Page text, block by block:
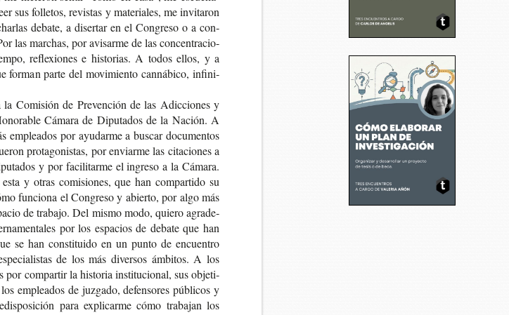
sus folle­tos, revis­tas y mate­ria­les, me invi­ta­ron
deba­te, a diser­tar en el Con­gre­so o a con­
las mar­chas, por avi­sar­me de las con­cen­tra­cio­
refle­xio­nes e his­to­rias. A todos ellos, y a
for­man parte del movi­mien­to can­ná­bi­co, infi­ni­
la Comi­sión de Pre­ven­ción de las Adic­cio­nes y
Cáma­ra de Dipu­tados de la Nación. A
emplea­dos por ayu­dar­me a bus­car docu­men­tos
pro­ta­go­nis­tas, por enviar­me las cita­cio­nes a
y por faci­li­tar­me el ingre­so a la Cáma­ra.
y otras comi­sio­nes, que han com­par­ti­do su
fun­cio­na el Con­gre­so y abier­to, por algo más
de tra­ba­jo. Del mismo modo, quie­ro agra­de­
por los espa­cios de deba­te que han
se han cons­ti­tui­do en un punto de encuen­tro
de los más diver­sos ámbi­tos. A los
por com­par­tir la his­to­ria ins­ti­tu­cio­nal, sus obje­ti­
emplea­dos de juz­ga­do, defen­so­res públi­cos y
para expli­car­me cómo tra­ba­jan los